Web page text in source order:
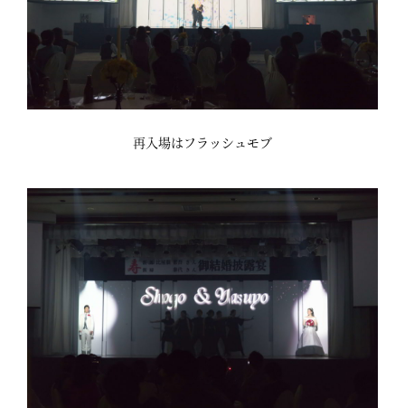
再入場はフラッシュモブ